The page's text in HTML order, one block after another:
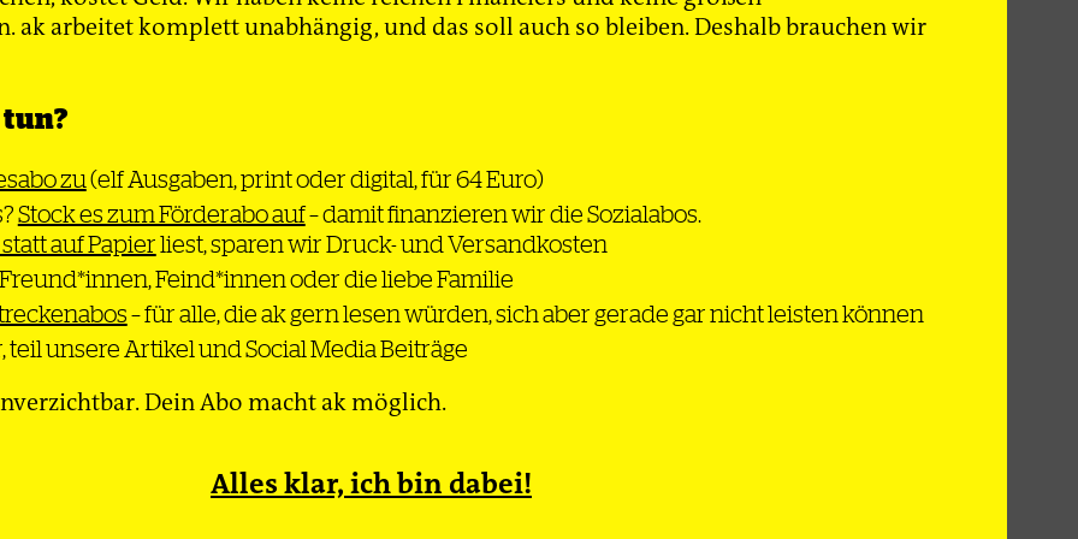
entscheidend, sondern wie viele Erwerbstätige in
Jobs in die Rentenkasse einzahlen. Und
Geflüchtete aus Syrien oder der Ukraine gehen arbeiten,
von »Immer weniger Jungen müssen die Alten
um der Finanzindustrie
ak arbeitet komplett unabhängig, und das soll auch so bleiben. Deshalb brauchen wir
zu(elf Ausgaben, print oder digital, für 64 Euro)
Stock es zum Förderabo auf– damit finanzieren wir die Sozialabos.
auf Papierliest, sparen wir Druck- und Versandkosten
Feind*innen oder die liebe Familie
– für alle, die ak gern lesen würden, sich aber gerade gar nicht leisten können
teil unsere Artikel und Social Media Beiträge
Dein Abo macht ak möglich.
Alles klar, ich bin dabei!